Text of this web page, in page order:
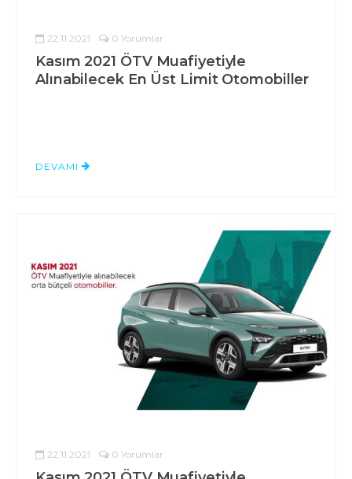
22.11.2021 0 Yorumlar
Kasım 2021 ÖTV Muafiyetiyle
Alınabilecek En Üst Limit Otomobiller
DEVAMI
22.11.2021 0 Yorumlar